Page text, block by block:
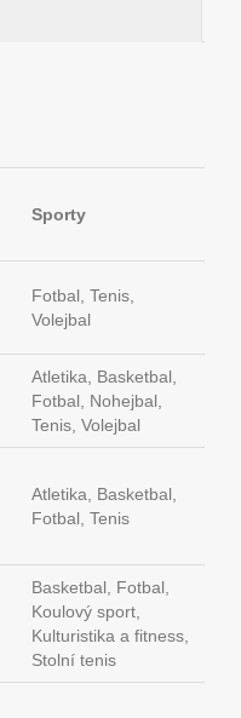
Sporty
Fotbal, Tenis,
Volejbal
Atletika, Basketbal,
Fotbal, Nohejbal,
Tenis, Volejbal
Atletika, Basketbal,
Fotbal, Tenis
Basketbal, Fotbal,
Koulový sport,
Kulturistika a fitness,
Stolní tenis